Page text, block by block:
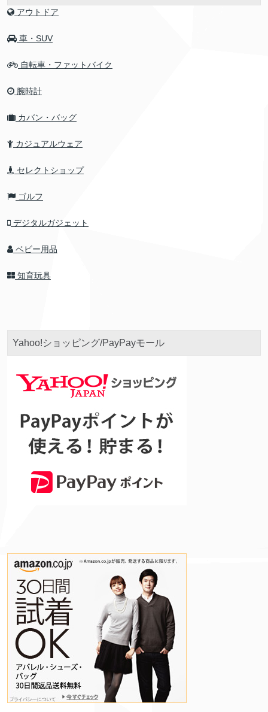
アウトドア
車・SUV
自転車・ファットバイク
腕時計
カバン・バッグ
カジュアルウェア
セレクトショップ
ゴルフ
デジタルガジェット
ベビー用品
知育玩具
Yahoo!ショッピング/PayPayモール